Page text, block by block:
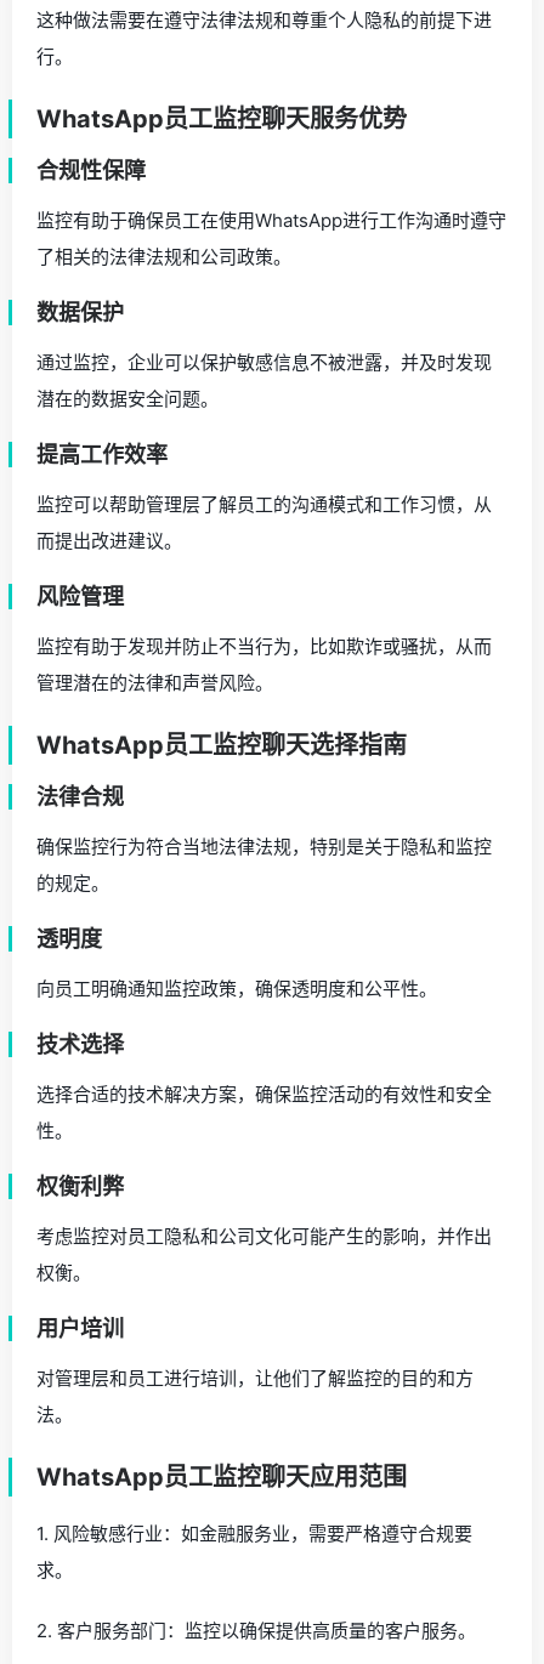
这种做法需要在遵守法律法规和尊重个人隐私的前提下进
行。
WhatsApp员工监控聊天服务优势
合规性保障
监控有助于确保员工在使用WhatsApp进行工作沟通时遵守
了相关的法律法规和公司政策。
数据保护
通过监控，企业可以保护敏感信息不被泄露，并及时发现
潜在的数据安全问题。
提高工作效率
监控可以帮助管理层了解员工的沟通模式和工作习惯，从
而提出改进建议。
风险管理
监控有助于发现并防止不当行为，比如欺诈或骚扰，从而
管理潜在的法律和声誉风险。
WhatsApp员工监控聊天选择指南
法律合规
确保监控行为符合当地法律法规，特别是关于隐私和监控
的规定。
透明度
向员工明确通知监控政策，确保透明度和公平性。
技术选择
选择合适的技术解决方案，确保监控活动的有效性和安全
性。
权衡利弊
考虑监控对员工隐私和公司文化可能产生的影响，并作出
权衡。
用户培训
对管理层和员工进行培训，让他们了解监控的目的和方
法。
WhatsApp员工监控聊天应用范围
1. 风险敏感行业：如金融服务业，需要严格遵守合规要
求。
2. 客户服务部门：监控以确保提供高质量的客户服务。